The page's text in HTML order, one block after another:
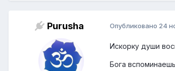
Purusha Опубликовано 24
Искорку души
Бога